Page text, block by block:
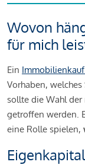
Wovon
für mich
Ein
Vorhaben,
sollte die Wahl
getroffen werden.
eine Rolle spielen,
Eigenkapital